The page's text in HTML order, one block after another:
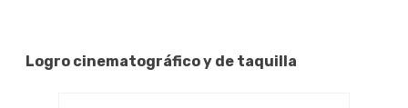
Logro cinematográfico y de taquilla